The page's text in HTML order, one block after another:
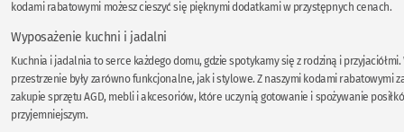
kodami rabatowymi możesz cieszyć się pięknymi dodatkami w przystępnych cenach.
Wyposażenie kuchni i jadalni
Kuchnia i jadalnia to serce każdego domu, gdzie spotykamy się z rodziną i przyjaciółmi.
przestrzenie były zarówno funkcjonalne, jak i stylowe. Z naszymi kodami rabatowymi
zakupie sprzętu AGD, mebli i akcesoriów, które uczynią gotowanie i spożywanie
przyjemniejszym.